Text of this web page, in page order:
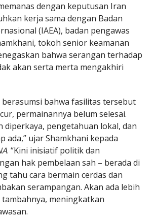
dengan keputusan Iran
kerja sama dengan Badan
(IAEA), badan pengawas
tokoh senior keamanan
bahwa serangan terhadap
akan serta merta mengakhiri
berasumsi bahwa fasilitas tersebut
permainannya belum selesai.
diperkaya, pengetahuan lokal, dan
ada,” ujar Shamkhani kepada
. “Kini inisiatif politik dan
hak pembelaan sah – berada di
tahu cara bermain cerdas dan
serampangan. Akan ada lebih
tambahnya, meningkatkan